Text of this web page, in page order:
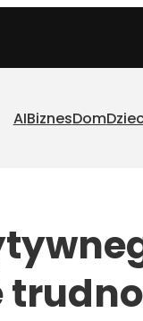
AIBiznesDom